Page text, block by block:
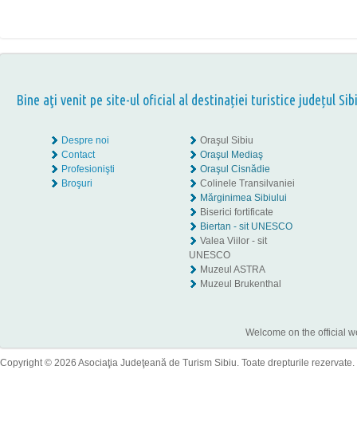
Bine aţi venit pe site-ul oficial al destinației turistice județul
Despre noi
Contact
Profesionişti
Broşuri
Oraşul Sibiu
Oraşul Mediaş
Oraşul Cisnădie
Colinele Transilvaniei
Mărginimea Sibiului
Biserici fortificate
Biertan - sit UNESCO
Valea Viilor - sit
UNESCO
Muzeul ASTRA
Muzeul Brukenthal
Welcome on the official
Copyright © 2026 Asociaţia Judeţeană de Turism Sibiu. Toate drepturile rezervate.